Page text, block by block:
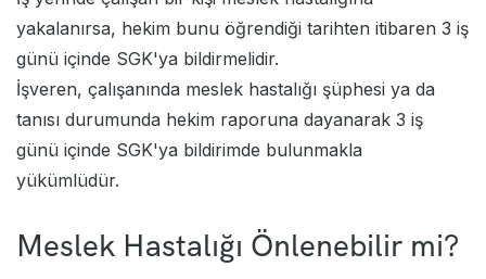
yakalanırsa, hekim bunu öğrendiği tarihten itibaren 3 iş
günü içinde SGK'ya bildirmelidir.
İşveren, çalışanında meslek hastalığı şüphesi ya da
tanısı durumunda hekim raporuna dayanarak 3 iş
günü içinde SGK'ya bildirimde bulunmakla
yükümlüdür.
Meslek Hastalığı Önlenebilir mi?